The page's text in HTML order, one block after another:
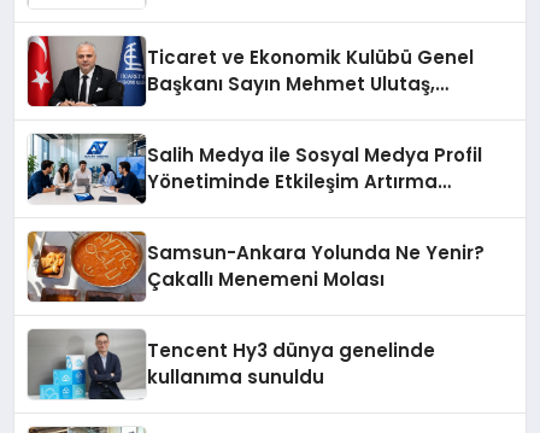
Ticaret ve Ekonomik Kulübü Genel
Başkanı Sayın Mehmet Ulutaş,
Salih Medya ile Sosyal Medya Profil
Yönetiminde Etkileşim Artırma
Samsun-Ankara Yolunda Ne Yenir?
Çakallı Menemeni Molası
Tencent Hy3 dünya genelinde
kullanıma sunuldu